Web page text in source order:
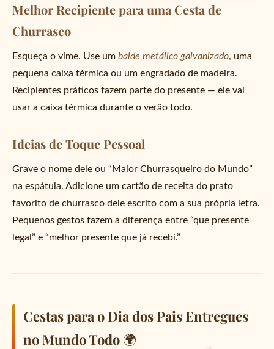
🥃
Melhor Recipiente para uma Cesta de
Churrasco
Esqueça o vime. Use um balde metálico galvanizado, uma
pequena caixa térmica ou um engradado de madeira.
Recipientes práticos fazem parte do presente — ele vai
usar a caixa térmica durante o verão todo.
Ideias de Toque Pessoal
Grave o nome dele ou “Maior Churrasqueiro do Mundo”
na espátula. Adicione um cartão de receita do prato
favorito de churrasco dele escrito com a sua própria letra.
Pequenos gestos fazem a diferença entre “que presente
legal” e “melhor presente que já recebi.”
Cestas para o Dia dos Pais Entregues
no Mundo Todo 🌍